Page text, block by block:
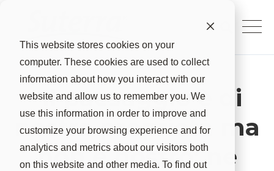
This website stores cookies on your
computer. These cookies are used to collect
information about how you interact with our
website and allow us to remember you. We
use this information in order to improve and
customize your browsing experience and for
analytics and metrics about our visitors both
on this website and other media. To find out
"Il paesaggio è di
nostra proprietà ma
non è nostro: ne